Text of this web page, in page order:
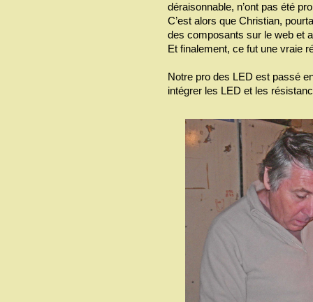
déraisonnable, n’ont pas été
C’est alors que Christian,
des composants sur le web et
Et finalement, ce fut une vraie
Notre pro des LED est passé
intégrer les LED et les